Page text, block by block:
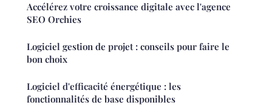
Accélérez votre croissance digitale avec l'agence
SEO Orchies
Logiciel gestion de projet : conseils pour faire le
bon choix
Logiciel d'efficacité énergétique : les
fonctionnalités de base disponibles